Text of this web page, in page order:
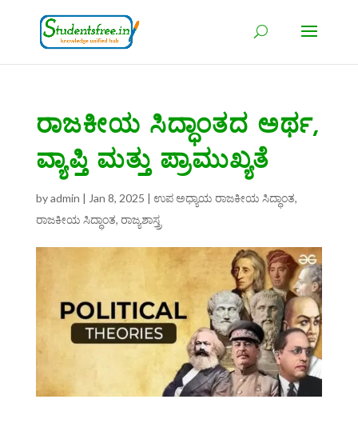
ರಾಜಕೀಯ ಸಿದ್ಧಾಂತದ ಅರ್ಥ,
ವ್ಯಾಪ್ತಿ ಮತ್ತು ಪ್ರಾಮುಖ್ಯತೆ
byadmin | Jan 8, 2025 | ಉಪ ಅಧ್ಯಾಯ ರಾಜಕೀಯ ಸಿದ್ಧಾಂತ,
ರಾಜಕೀಯ ಸಿದ್ಧಾಂತ, ರಾಜ್ಯಶಾಸ್ತ್ರ